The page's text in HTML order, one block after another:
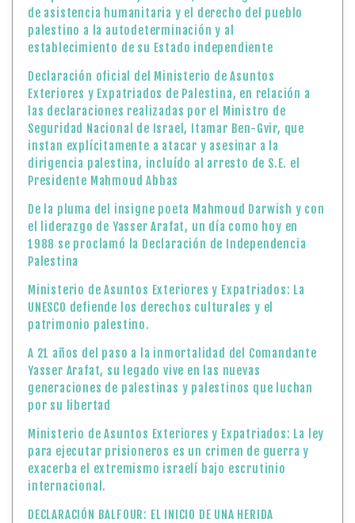
de asistencia humanitaria y el derecho del pueblo
palestino a la autodeterminación y al
establecimiento de su Estado independiente
Declaración oficial del Ministerio de Asuntos
Exteriores y Expatriados de Palestina, en relación a
las declaraciones realizadas por el Ministro de
Seguridad Nacional de Israel, Itamar Ben-Gvir, que
instan explícitamente a atacar y asesinar a la
dirigencia palestina, incluído al arresto de S.E. el
Presidente Mahmoud Abbas
De la pluma del insigne poeta Mahmoud Darwish y con
el liderazgo de Yasser Arafat, un día como hoy en
1988 se proclamó la Declaración de Independencia
Palestina
Ministerio de Asuntos Exteriores y Expatriados: La
UNESCO defiende los derechos culturales y el
patrimonio palestino.
A 21 años del paso a la inmortalidad del Comandante
Yasser Arafat, su legado vive en las nuevas
generaciones de palestinas y palestinos que luchan
por su libertad
Ministerio de Asuntos Exteriores y Expatriados: La ley
para ejecutar prisioneros es un crimen de guerra y
exacerba el extremismo israelí bajo escrutinio
internacional.
DECLARACIÓN BALFOUR: EL INICIO DE UNA HERIDA